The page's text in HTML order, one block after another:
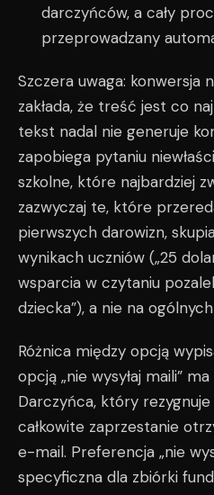
darczyńców, a cały
przeprowadzany
Szczera uwaga: konwersja
zakłada, że treść jest co
tekst nadal nie generuje
zapobiega pytaniu
szkolne, które najbardziej
zazwyczaj te, które
pierwszych darowizn,
wynikach uczniów („25
wsparcia w czytaniu
dziecka”), a nie na
Różnica między opcją
opcją „nie wysyłaj maili”
Darczyńca, który
całkowite zaprzestanie
e-mail. Preferencja „nie
specyficzna dla zbiórki